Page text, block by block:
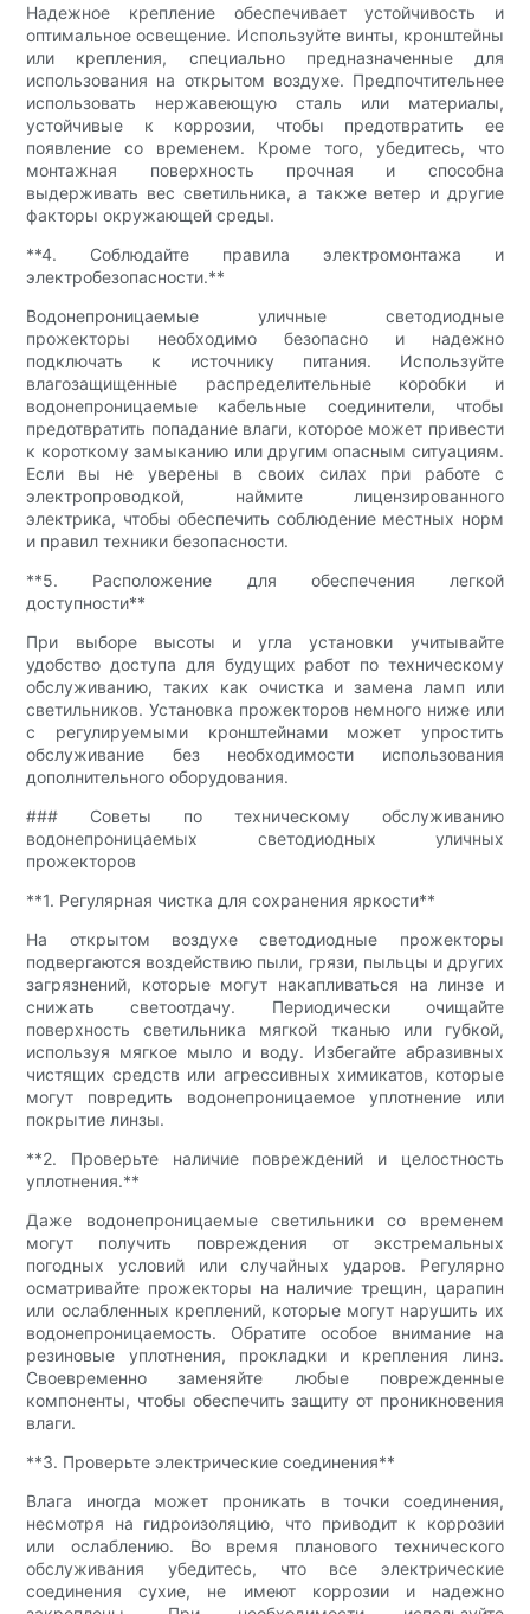
Надежное крепление обеспечивает устойчивость и
оптимальное освещение. Используйте винты, кронштейны
или крепления, специально предназначенные для
использования на открытом воздухе. Предпочтительнее
использовать нержавеющую сталь или материалы,
устойчивые к коррозии, чтобы предотвратить ее
появление со временем. Кроме того, убедитесь, что
монтажная поверхность прочная и способна
выдерживать вес светильника, а также ветер и другие
факторы окружающей среды.
**4. Соблюдайте правила электромонтажа и
электробезопасности.**
Водонепроницаемые уличные светодиодные
прожекторы необходимо безопасно и надежно
подключать к источнику питания. Используйте
влагозащищенные распределительные коробки и
водонепроницаемые кабельные соединители, чтобы
предотвратить попадание влаги, которое может привести
к короткому замыканию или другим опасным ситуациям.
Если вы не уверены в своих силах при работе с
электропроводкой, наймите лицензированного
электрика, чтобы обеспечить соблюдение местных норм
и правил техники безопасности.
**5. Расположение для обеспечения легкой
доступности**
При выборе высоты и угла установки учитывайте
удобство доступа для будущих работ по техническому
обслуживанию, таких как очистка и замена ламп или
светильников. Установка прожекторов немного ниже или
с регулируемыми кронштейнами может упростить
обслуживание без необходимости использования
дополнительного оборудования.
### Советы по техническому обслуживанию
водонепроницаемых светодиодных уличных
прожекторов
**1. Регулярная чистка для сохранения яркости**
На открытом воздухе светодиодные прожекторы
подвергаются воздействию пыли, грязи, пыльцы и других
загрязнений, которые могут накапливаться на линзе и
снижать светоотдачу. Периодически очищайте
поверхность светильника мягкой тканью или губкой,
используя мягкое мыло и воду. Избегайте абразивных
чистящих средств или агрессивных химикатов, которые
могут повредить водонепроницаемое уплотнение или
покрытие линзы.
**2. Проверьте наличие повреждений и целостность
уплотнения.**
Даже водонепроницаемые светильники со временем
могут получить повреждения от экстремальных
погодных условий или случайных ударов. Регулярно
осматривайте прожекторы на наличие трещин, царапин
или ослабленных креплений, которые могут нарушить их
водонепроницаемость. Обратите особое внимание на
резиновые уплотнения, прокладки и крепления линз.
Своевременно заменяйте любые поврежденные
компоненты, чтобы обеспечить защиту от проникновения
влаги.
**3. Проверьте электрические соединения**
Влага иногда может проникать в точки соединения,
несмотря на гидроизоляцию, что приводит к коррозии
или ослаблению. Во время планового технического
обслуживания убедитесь, что все электрические
соединения сухие, не имеют коррозии и надежно